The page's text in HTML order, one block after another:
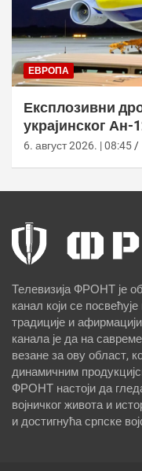
ЕВРОПА
Експлозивни
украјинског Ан-
Лајпцигу
6. август 2026. | 08:45
Телевизија ФРОНТ је
канал који се
традиције и
канала је да на
везане за ову област,
динамичним
ФРОНТ настоји да
војничког живота и
и достигнућа српске